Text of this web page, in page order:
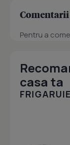
Comentarii
Pentru a
casa ta
FRIGARUIE